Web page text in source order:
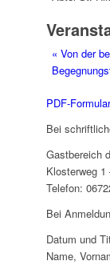
« Von der
PDF-
Bei
Gastbereich
Klosterweg 1
Telefon:
Bei
Datum und
Name,